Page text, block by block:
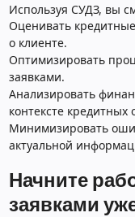
Используя СУДЗ, вы
Оценивать
о клиенте.
Оптимизировать
заявками.
Анализировать
контексте кредитных
Минимизировать
актуальной
Начните
заявками